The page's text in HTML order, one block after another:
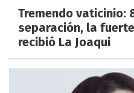
Tremendo vaticinio:
separación, la
recibió La Joaqui